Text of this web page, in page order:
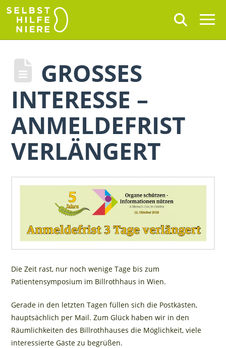
GROSSES I
NTERESSE – A
NMELDEFRIST V
ERLÄNGERT
Die Zeit rast, nur noch wenige Tage bis zum
Patientensymposium im Billrothhaus in Wien.
Gerade in den letzten Tagen füllen sich die Postkästen,
hauptsächlich per Mail. Zum Glück haben wir in den
Räumlichkeiten des Billrothhauses die Möglichkeit, viele
interessierte Gäste zu begrüßen.